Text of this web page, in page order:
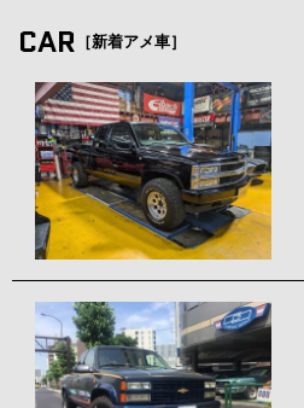
CAR ［新着アメ車］